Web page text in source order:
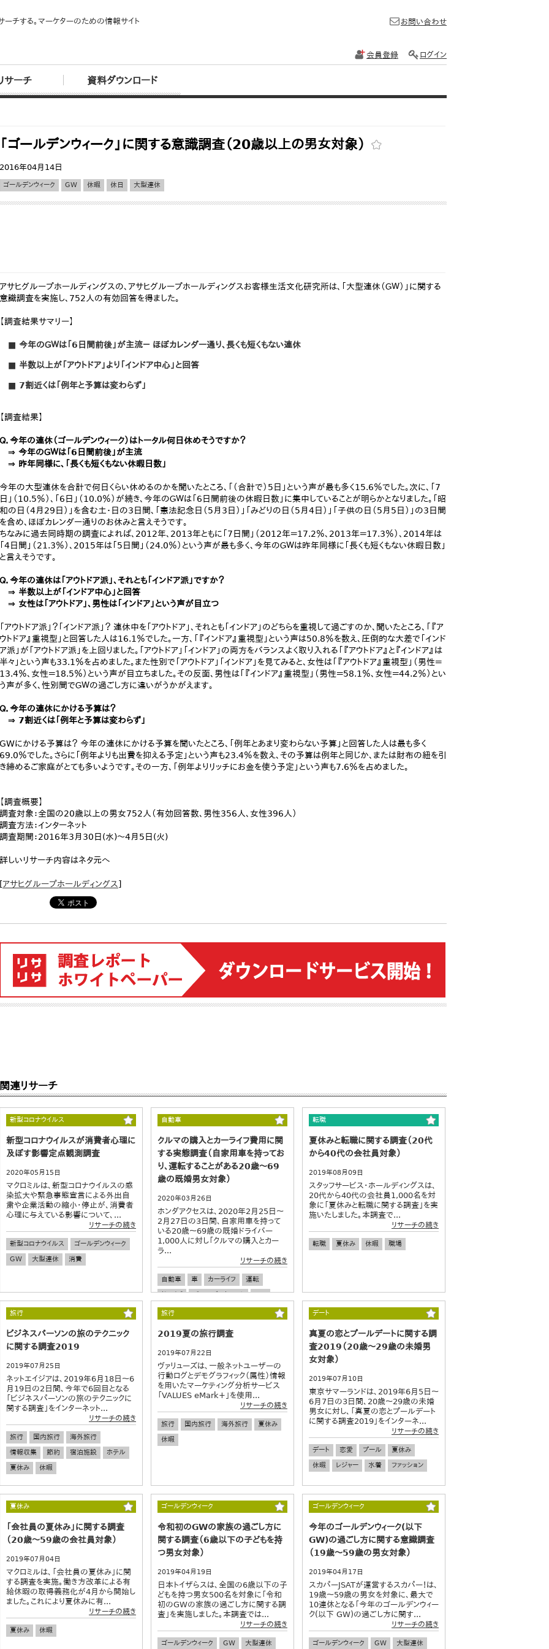
ーチする。マーケターのための情報サイト
サーチ 資料ダウンロード
お問い合わせ
会員登録 ログイン
「ゴールデンウィーク」に関する意識調査（20歳以上の男女対象）
2016年04月14日
ゴールデンウィーク GW 休暇 休日 大型連休
アサヒグループホールディングスの、アサヒグループホールディングスお客様生活文化研究所は、「大型連休（ＧＷ）」に関する
意識調査を実施し、752人の有効回答を得ました。
【調査結果サマリー】
■ 今年のＧＷは「6日間前後」が主流－ ほぼカレンダー通り、長くも短くもない連休
■ 半数以上が「アウトドア」より「インドア中心」と回答
■ 7割近くは「例年と予算は変わらず」
【調査結果】
Ｑ．今年の連休（ゴールデンウィーク）はトータル何日休めそうですか？
⇒ 今年のＧＷは「6日間前後」が主流
⇒ 昨年同様に、「長くも短くもない休暇日数」
今年の大型連休を合計で何日くらい休めるのかを聞いたところ、「（合計で）5日」という声が最も多く15.6％でした。次に、「7
日」（10.5％）、「6日」（10.0％）が続き、今年のＧＷは「6日間前後の休暇日数」に集中していることが明らかとなりました。「昭
和の日（4月29日）」を含む土・日の3日間、「憲法記念日（5月3日）」「みどりの日（5月4日）」「子供の日（5月5日）」の3日間
を含め、ほぼカレンダー通りのお休みと言えそうです。
ちなみに過去同時期の調査によれば、2012年、2013年ともに「7日間」（2012年＝17.2％、2013年＝17.3％）、2014年は
「4日間」（21.3％）、2015年は「5日間」（24.0％）という声が最も多く、今年のＧＷは昨年同様に「長くも短くもない休暇日数」
と言えそうです。
Ｑ．今年の連休は「アウトドア派」、それとも「インドア派」ですか？
⇒ 半数以上が「インドア中心」と回答
⇒ 女性は「アウトドア」、男性は「インドア」という声が目立つ
「アウトドア派」？「インドア派」？ 連休中を「アウトドア」、それとも「インドア」のどちらを重視して過ごすのか、聞いたところ、「『ア
ウトドア』重視型」と回答した人は16.1％でした。一方、「『インドア』重視型」という声は50.8％を数え、圧倒的な大差で「インド
ア派」が「アウトドア派」を上回りました。「アウトドア」「インドア」の両方をバランスよく取り入れる「『アウトドア』と『インドア』は
半々」という声も33.1％を占めました。また性別で「アウトドア」「インドア」を見てみると、女性は「『アウトドア』重視型」（男性＝
13.4％、女性＝18.5％）という声が目立ちました。その反面、男性は「『インドア』重視型」（男性＝58.1％、女性＝44.2％）とい
う声が多く、性別間でＧＷの過ごし方に違いがうかがえます。
Ｑ．今年の連休にかける予算は？
⇒ 7割近くは「例年と予算は変わらず」
GWにかける予算は？ 今年の連休にかける予算を聞いたところ、「例年とあまり変わらない予算」と回答した人は最も多く
69.0％でした。さらに「例年よりも出費を抑える予定」という声も23.4％を数え、その予算は例年と同じか、または財布の紐を引
き締めるご家庭がとても多いようです。その一方、「例年よりリッチにお金を使う予定」という声も7.6％を占めました。
【調査概要】
調査対象：全国の20歳以上の男女752人（有効回答数、男性356人、女性396人）
調査方法：インターネット
調査期間：2016年3月30日(水)～4月5日(火)
詳しいリサーチ内容はネタ元へ
[アサヒグループホールディングス]
関連リサーチ
新型コロナウイルス
新型コロナウイルスが消費者心理に
及ぼす影響定点観測調査
2020年05月15日
マクロミルは、新型コロナウイルスの感
染拡大や緊急事態宣言による外出自
粛や企業活動の縮小・停止が、消費者
心理に与えている影響について、...
リサーチの続き
新型コロナウイルス
ゴールデンウィーク
GW
大型連休 消費
自動車
クルマの購入とカーライフ費用に関
する実態調査（自家用車を持ってお
り、運転することがある20歳～69
歳の既婚男女対象）
2020年03月26日
ホンダアクセスは、2020年2月25日～
2月27日の3日間、自家用車を持って
いる20歳～69歳の既婚ドライバー
1,000人に対し「クルマの購入とカー
ラ...
リサーチの続き
自動車 車 カーライフ
運転
ドライブ
ゴールデンウィーク
GW
大型連休
転職
夏休みと転職に関する調査（20代
から40代の会社員対象）
2019年08月09日
スタッフサービス・ホールディングスは、
20代から40代の会社員1,000名を対
象に「夏休みと転職に関する調査」を実
施いたしました。本調査で...
リサーチの続き
転職 夏休み 休暇 職場
旅行
ビジネスパーソンの旅のテクニック
に関する調査2019
2019年07月25日
ネットエイジアは、2019年6月18日～6
月19日の2日間、今年で6回目となる
「ビジネスパーソンの旅のテクニックに
関する調査」をインターネット...
リサーチの続き
旅行 国内旅行
海外旅行
情報収集
節約 宿泊施設
ホテル
夏休み
休暇
旅行
2019夏の旅行調査
2019年07月22日
ヴァリューズは、一般ネットユーザーの
行動ログとデモグラフィック（属性）情報
を用いたマーケティング分析サービス
「VALUES eMark+」を使用...
リサーチの続き
旅行 国内旅行 海外旅行
夏休み
休暇
デート
真夏の恋とプールデートに関する調
査2019（20歳～29歳の未婚男
女対象）
2019年07月10日
東京サマーランドは、2019年6月5日～
6月7日の3日間、20歳～29歳の未婚
男女に対し、「真夏の恋とプールデート
に関する調査2019」をインターネ...
リサーチの続き
デート 恋愛 プール
夏休み
休暇
レジャー 水着 ファッション
夏休み
「会社員の夏休み」に関する調査
（20歳～59歳の会社員対象）
2019年07月04日
マクロミルは、「会社員の夏休み」に関
する調査を実施。働き方改革による有
給休暇の取得義務化が4月から開始し
ました。これにより夏休みに有...
リサーチの続き
夏休み 休暇
ゴールデンウィーク
令和初のGWの家族の過ごし方に
関する調査（6歳以下の子どもを持
つ男女対象）
2019年04月19日
日本トイザらスは、全国の6歳以下の子
どもを持つ男女500名を対象に「令和
初のGWの家族の過ごし方に関する調
査」を実施しました。本調査では...
リサーチの続き
ゴールデンウィーク GW 大型連休
ゴールデンウィーク
今年のゴールデンウィーク(以下
GW)の過ごし方に関する意識調査
（19歳～59歳の男女対象）
2019年04月17日
スカパーJSATが運営するスカパー！は、
19歳～59歳の男女を対象に、最大で
10連休となる「今年のゴールデンウィー
ク(以下 GW)の過ごし方に関す...
リサーチの続き
ゴールデンウィーク GW 大型連休